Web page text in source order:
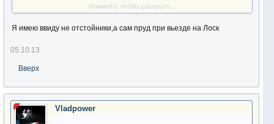
примерно, насколько помню, 1994-1996г.г.По информации( одна
бабушка сказала) запускали не один раз и другую рыбу. Раньше
небольшая щука. Вот , что известно об этом "пруду". А не
разрешают ловить, наверное опять чего-то запустили., я так
Нажмите, чтобы раскрыть...
Я имею ввиду не отстойники,а сам пруд при вьезде на Лоск
05.10.13
Вверх
Vladpower